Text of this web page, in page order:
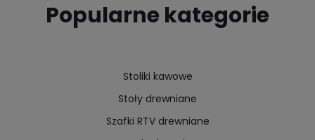
Popularne kategorie
Stoliki kawowe
Stoły drewniane
Szafki RTV drewniane